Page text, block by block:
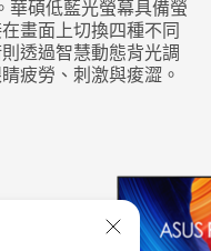
華碩低藍光螢幕具備螢
畫面上切換四種不同
透過智慧動態背光調
疲勞、刺激與痠澀。